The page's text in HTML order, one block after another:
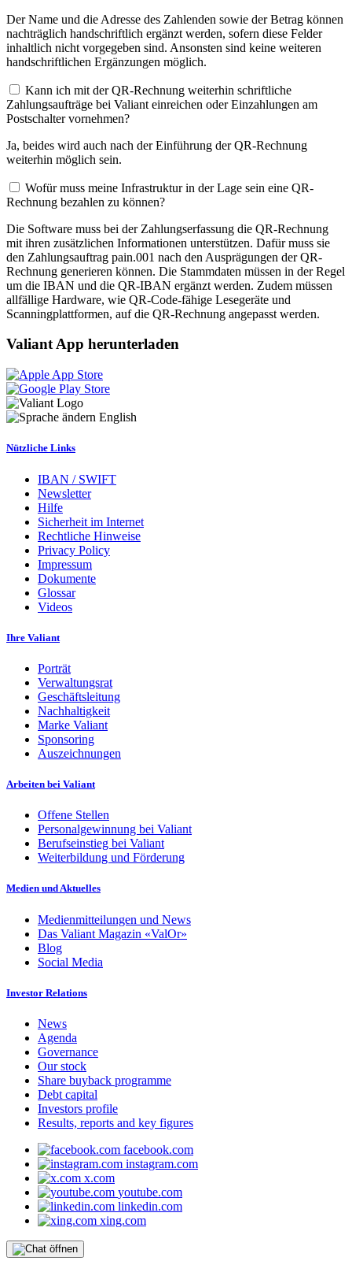
Der Name und die Adresse des Zahlenden sowie der Betrag können
nachträglich handschriftlich ergänzt werden, sofern diese Felder
inhaltlich nicht vorgegeben sind. Ansonsten sind keine weiteren
handschriftlichen Ergänzungen möglich.
Kann ich mit der QR-Rechnung weiterhin schriftliche
Zahlungsaufträge bei Valiant einreichen oder Einzahlungen am
Postschalter vornehmen?
Ja, beides wird auch nach der Einführung der QR-Rechnung
weiterhin möglich sein.
Wofür muss meine Infrastruktur in der Lage sein eine QR-
Rechnung bezahlen zu können?
Die Software muss bei der Zahlungserfassung die QR-Rechnung
mit ihren zusätzlichen Informationen unterstützen. Dafür muss sie
den Zahlungsauftrag pain.001 nach den Ausprägungen der QR-
Rechnung generieren können. Die Stammdaten müssen in der Regel
um die IBAN und die QR-IBAN ergänzt werden. Zudem müssen
allfällige Hardware, wie QR-Code-fähige Lesegeräte und
Scanningplattformen, auf die QR-Rechnung angepasst werden.
Valiant App herunterladen
English
Nützliche Links
IBAN / SWIFT
Newsletter
Hilfe
Sicherheit im Internet
Rechtliche Hinweise
Privacy Policy
Impressum
Dokumente
Glossar
Videos
Ihre Valiant
Porträt
Verwaltungsrat
Geschäftsleitung
Nachhaltigkeit
Marke Valiant
Sponsoring
Auszeichnungen
Arbeiten bei Valiant
Offene Stellen
Personalgewinnung bei Valiant
Berufseinstieg bei Valiant
Weiterbildung und Förderung
Medien und Aktuelles
Medienmitteilungen und News
Das Valiant Magazin «ValOr»
Blog
Social Media
Investor Relations
News
Agenda
Governance
Our stock
Share buyback programme
Debt capital
Investors profile
Results, reports and key figures
facebook.com
instagram.com
x.com
youtube.com
linkedin.com
xing.com